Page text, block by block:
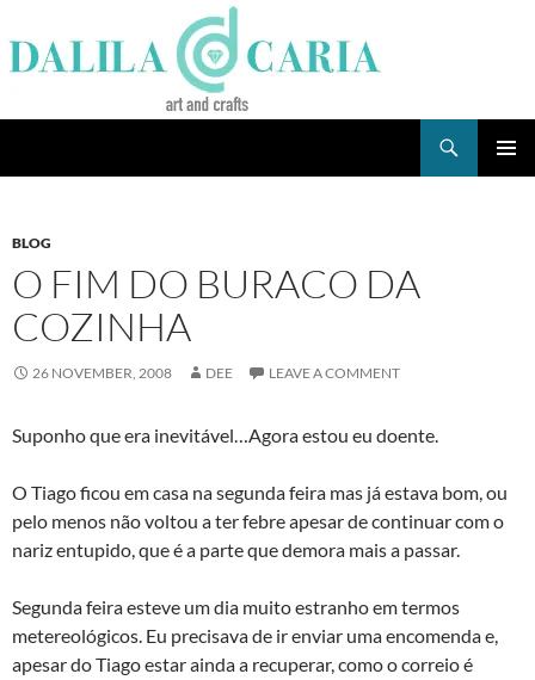
to
content
BLOG
O FIM DO BURACO DA
COZINHA
26 NOVEMBER, 2008 DEE LEAVE A COMMENT
Suponho que era inevitável…Agora estou eu doente.
O Tiago ficou em casa na segunda feira mas já estava bom, ou
pelo menos não voltou a ter febre apesar de continuar com o
nariz entupido, que é a parte que demora mais a passar.
Segunda feira esteve um dia muito estranho em termos
metereológicos. Eu precisava de ir enviar uma encomenda e,
apesar do Tiago estar ainda a recuperar, como o correio é